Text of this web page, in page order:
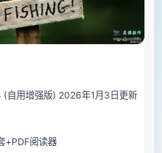
(自用增强版) 2026年1月3日更新
+PDF阅读器